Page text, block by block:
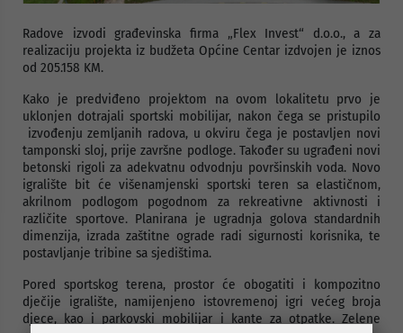
Radove izvodi građevinska firma „Flex Invest“ d.o.o., a za
realizaciju projekta iz budžeta Općine Centar izdvojen je iznos
od 205.158 KM.
Kako je predviđeno projektom na ovom lokalitetu prvo je
uklonjen dotrajali sportski mobilijar, nakon čega se pristupilo
izvođenju zemljanih radova, u okviru čega je postavljen novi
tamponski sloj, prije završne podloge. Također su ugrađeni novi
betonski rigoli za adekvatnu odvodnju površinskih voda. Novo
igralište bit će višenamjenski sportski teren sa elastičnom,
akrilnom podlogom pogodnom za rekreativne aktivnosti i
različite sportove. Planirana je ugradnja golova standardnih
dimenzija, izrada zaštitne ograde radi sigurnosti korisnika, te
postavljanje tribine sa sjedištima.
Pored sportskog terena, prostor će obogatiti i kompozitno
dječije igralište, namijenjeno istovremenoj igri većeg broja
djece, kao i parkovski mobilijar i kante za otpatke. Zelene